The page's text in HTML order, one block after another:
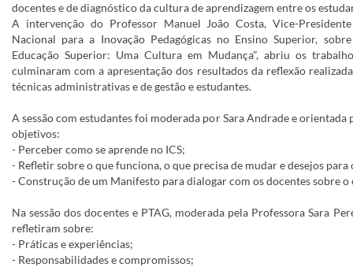
docentes e de diagnóstico da cultura de aprendizagem entre os
A intervenção do Professor Manuel João Costa, Vice-
Nacional para a Inovação Pedagógicas no Ensino Superior,
Educação Superior: Uma Cultura em Mudança", abriu os
culminaram com a apresentação dos resultados da reflexão
técnicas administrativas e de gestão e estudantes.
A sessão com estudantes foi moderada por Sara Andrade e orientada
objetivos:
- Perceber como se aprende no ICS;
- Refletir sobre o que funciona, o que precisa de mudar e desejos
- Construção de um Manifesto para dialogar com os docentes sobre o
Na sessão dos docentes e PTAG, moderada pela Professora Sara
refletiram sobre:
- Práticas e experiências;
- Responsabilidades e compromissos;